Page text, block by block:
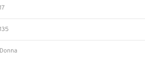
17
135
Donna